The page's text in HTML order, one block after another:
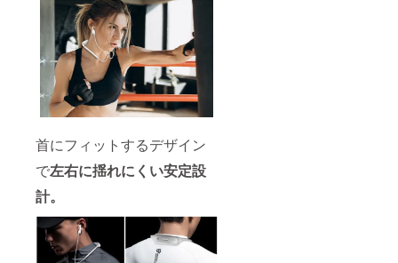
首にフィットするデザイン
で左右に揺れにくい安定設
計。